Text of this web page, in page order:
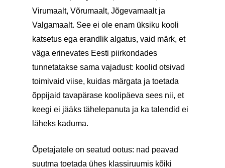
Virumaalt, Võrumaalt, Jõgevamaalt ja
Valgamaalt. See ei ole enam üksiku kooli
katsetus ega erandlik algatus, vaid märk, et
väga erinevates Eesti piirkondades
tunnetatakse sama vajadust: koolid otsivad
toimivaid viise, kuidas märgata ja toetada
õppijaid tavapärase koolipäeva sees nii, et
keegi ei jääks tähelepanuta ja ka talendid ei
läheks kaduma.
Õpetajatele on seatud ootus: nad peavad
suutma toetada ühes klassiruumis kõiki